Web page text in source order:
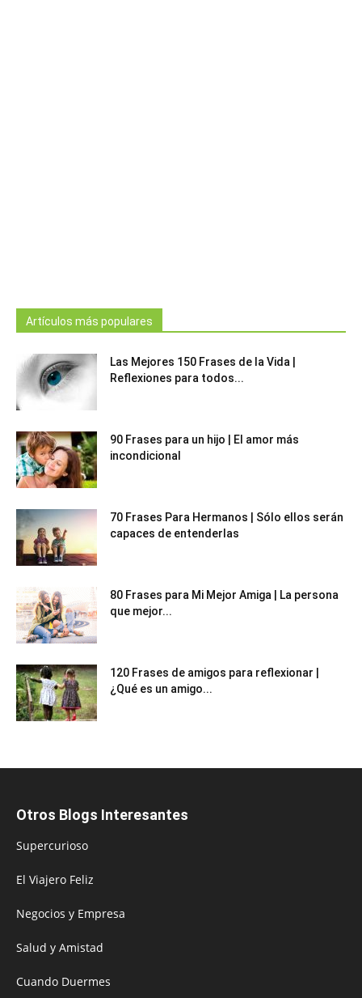
Artículos más populares
Las Mejores 150 Frases de la Vida |
Reflexiones para todos...
90 Frases para un hijo | El amor más
incondicional
70 Frases Para Hermanos | Sólo ellos serán
capaces de entenderlas
80 Frases para Mi Mejor Amiga | La persona
que mejor...
120 Frases de amigos para reflexionar |
¿Qué es un amigo...
Otros Blogs Interesantes
Supercurioso
El Viajero Feliz
Negocios y Empresa
Salud y Amistad
Cuando Duermes